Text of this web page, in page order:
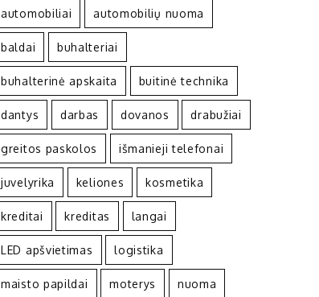
automobiliai automobilių nuoma
baldai buhalteriai
buhalterinė apskaita buitinė technika
dantys darbas dovanos drabužiai
greitos paskolos išmanieji telefonai
juvelyrika keliones kosmetika
kreditai kreditas langai
LED apšvietimas logistika
maisto papildai moterys nuoma